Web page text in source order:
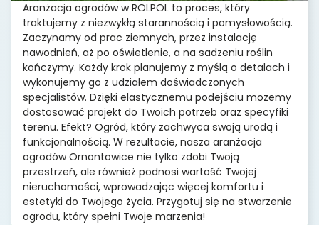
Aranżacja ogrodów w ROLPOL to proces, który
traktujemy z niezwykłą starannością i pomysłowością.
Zaczynamy od prac ziemnych, przez instalację
nawodnień, aż po oświetlenie, a na sadzeniu roślin
kończymy. Każdy krok planujemy z myślą o detalach i
wykonujemy go z udziałem doświadczonych
specjalistów. Dzięki elastycznemu podejściu możemy
dostosować projekt do Twoich potrzeb oraz specyfiki
terenu. Efekt? Ogród, który zachwyca swoją urodą i
funkcjonalnością. W rezultacie, nasza aranżacja
ogrodów Ornontowice nie tylko zdobi Twoją
przestrzeń, ale również podnosi wartość Twojej
nieruchomości, wprowadzając więcej komfortu i
estetyki do Twojego życia. Przygotuj się na stworzenie
ogrodu, który spełni Twoje marzenia!